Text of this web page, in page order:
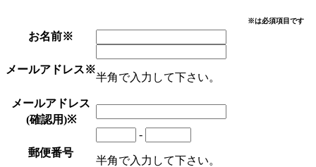
※は必須項目です
お名前※
メールアドレス※
半角で入力して下さい。
メールアドレス
(確認用)※
郵便番号
-
半角で入力して下さい。